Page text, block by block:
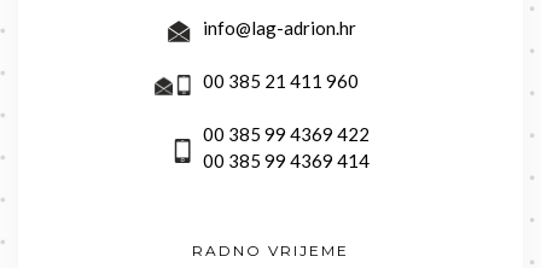
info@lag-adrion.hr
00 385 21 411 960
00 385 99 4369 422
00 385 99 4369 414
RADNO VRIJEME